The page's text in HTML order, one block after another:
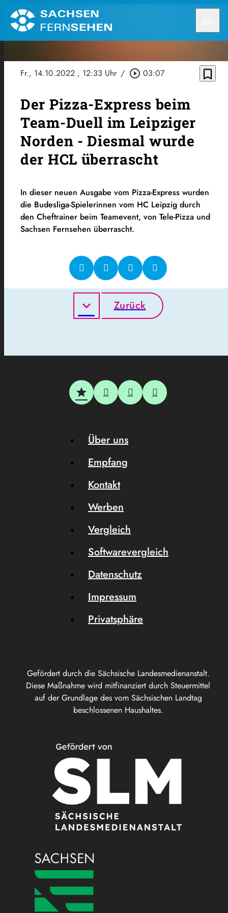
Fr., 14.10.2022 , 12:33 Uhr / play_circle_outline 03:07 bookmark_border
Der Pizza-Express beim
Team-Duell im Leipziger
Norden - Diesmal wurde
der HCL überrascht
In dieser neuen Ausgabe vom Pizza-Express wurden
die Budesliga-Spielerinnen vom HC Leipzig durch
den Cheftrainer beim Teamevent, von Tele-Pizza und
Sachsen Fernsehen überrascht.
Zurück
Gefördert durch die Sächsische Landesmedienanstalt.
Diese Maßnahme wird mitfinanziert durch Steuermittel
auf der Grundlage des vom Sächsischen Landtag
beschlossenen Haushaltes.
Über uns
Empfang
Kontakt
Werben
Vergleich
Softwarevergleich
Datenschutz
Impressum
Privatsphäre